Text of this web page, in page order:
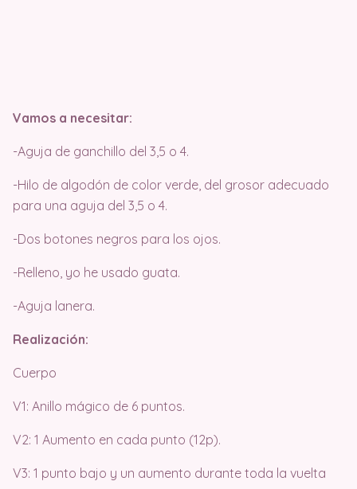
Vamos a necesitar:
-Aguja de ganchillo del 3,5 o 4.
-Hilo de algodón de color verde, del grosor adecuado
para una aguja del 3,5 o 4.
-Dos botones negros para los ojos.
-Relleno, yo he usado guata.
-Aguja lanera.
Realización:
Cuerpo
V1: Anillo mágico de 6 puntos.
V2: 1 Aumento en cada punto (12p).
V3: 1 punto bajo y un aumento durante toda la vuelta